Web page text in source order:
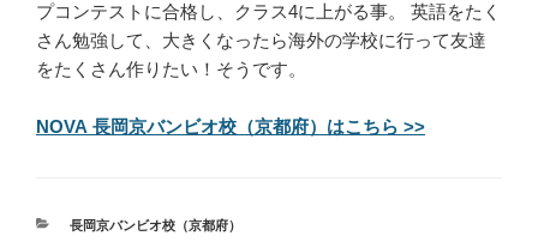
プコンテストに合格し、クラス4に上がる事。 英語をたく
さん勉強して、大きくなったら海外の学校に行って友達
をたくさん作りたい！そうです。
NOVA 長岡京バンビオ校（京都府）はこちら >>
カ
長岡京バンビオ校（京都府）